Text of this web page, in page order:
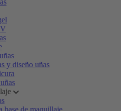
y diseño uñas
base de maquillaje